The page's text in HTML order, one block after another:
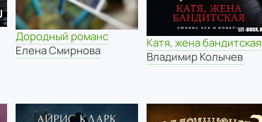
Дородный романс
Елена Смирнова
Катя, жена бандитская
Владимир Колычев